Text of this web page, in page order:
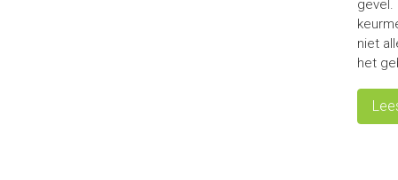
gevel.
niet
het